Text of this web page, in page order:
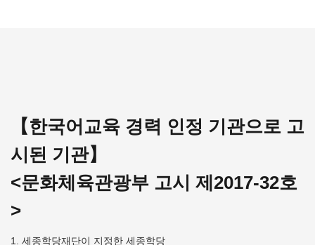
【한국어교육 경력 인정 기관으로 고
시된 기관】
<문화체육관광부 고시 제2017-32호
>
1. 세종학당재단이 지정한 세종학당